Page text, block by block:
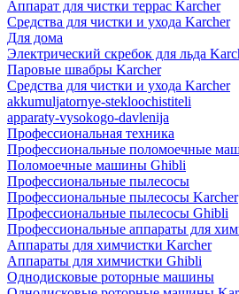
Аппарат для чистки террас Karcher
Средства для чистки и ухода Karcher
Для дома
Электрический скребок для льда
Паровые швабры Karcher
Средства для чистки и ухода Karcher
akkumuljatornye-stekloochistiteli
apparaty-vysokogo-davlenija
Профессиональная техника
Профессиональные поломоечные
Поломоечные машины Ghibli
Профессиональные пылесосы
Профессиональные пылесосы Karcher
Профессиональные пылесосы Ghibli
Профессиональные аппараты для
Аппараты для химчистки Karcher
Аппараты для химчистки Ghibli
Однодисковые роторные машины